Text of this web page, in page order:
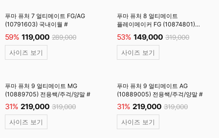
푸마 퓨처 7 얼티메이트 FG/AG
(10791603) 국내이월 #
59% 119,000 289,000
사이즈 보기
푸마 퓨처 8 얼티메이트
플레이메이커 FG (10874801)
전용쌕/주걱/인솔 #
53% 149,000 319,000
사이즈 보기
푸마 퓨처 9 얼티메이트 MG
(10889705) 전용쌕/주걱/양말 #
31% 219,000 319,000
사이즈 보기
푸마 퓨처 9 얼티메이트 AG
(10889005) 전용쌕/주걱/양말 #
31% 219,000 319,000
사이즈 보기